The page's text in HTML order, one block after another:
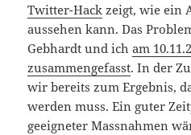
Twitter-Hack zeigt, wie ein
aussehen kann. Das
Gebhardt und icham
zusammengefasst. In der
wir bereits zum Ergebnis,
werden muss. Ein guter
geeigneter Massnahmen